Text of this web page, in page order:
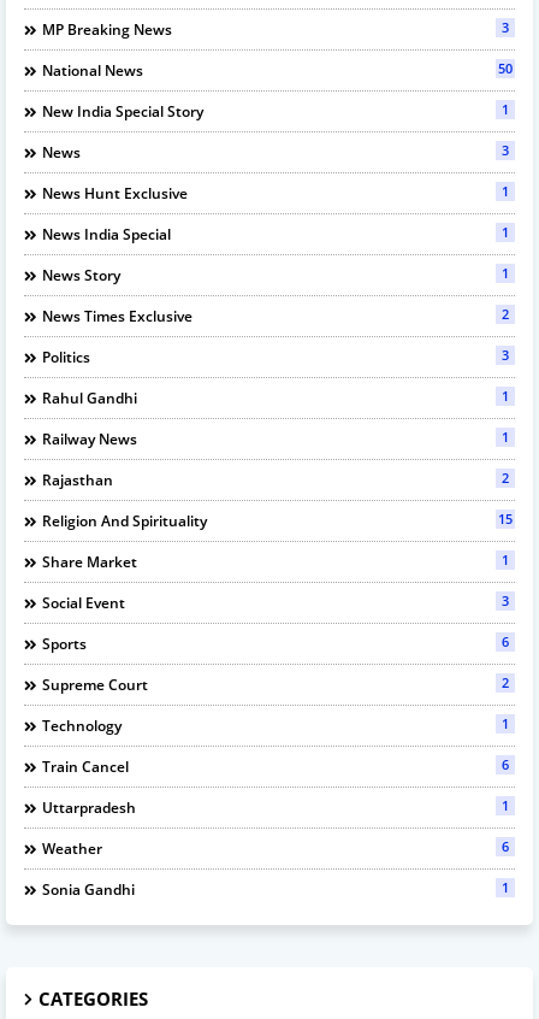
MP Breaking News 3
National News 50
New India Special Story 1
News 3
News Hunt Exclusive 1
News India Special 1
News Story 1
News Times Exclusive 2
Politics 3
Rahul Gandhi 1
Railway News 1
Rajasthan 2
Religion And Spirituality 15
Share Market 1
Social Event 3
Sports 6
Supreme Court 2
Technology 1
Train Cancel 6
Uttarpradesh 1
Weather 6
Sonia Gandhi 1
CATEGORIES